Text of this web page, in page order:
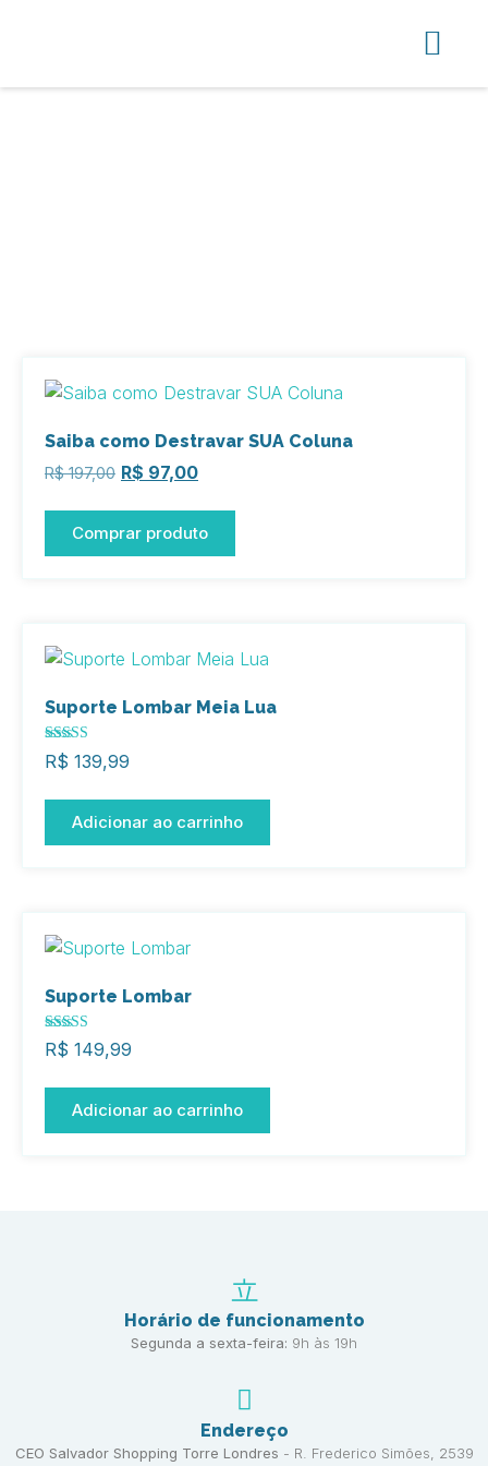
Saiba como Destravar SUA Coluna
R$197,00 R$ 97,00
Comprar produto
Suporte Lombar Meia Lua
Avaliação
5.00
R$ 139,99
Adicionar ao carrinho
Suporte Lombar
Avaliação
5.00
R$ 149,99
Adicionar ao carrinho
Horário de funcionamento
Segunda a sexta-feira: 9h às 19h
Endereço
CEO Salvador Shopping Torre Londres - R. Frederico Simões, 2539